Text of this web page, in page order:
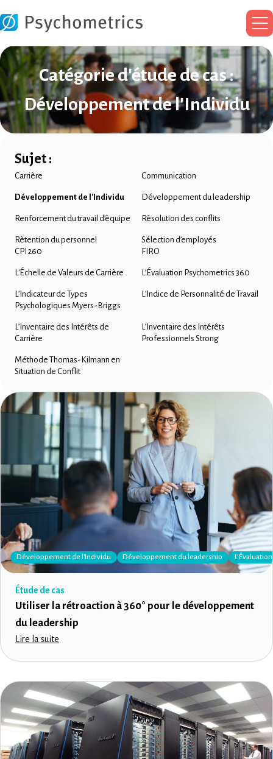
Catégorie d'étude de cas :
Développement de l'Individu
Sujet :
Carrière Communication
Développement de l'Individu Développement du leadership
Renforcement du travail d’èquipe Rèsolution des conflits
Rètention du personnel
Sélection d’employés
CPI 260
FIRO
L'Échelle de Valeurs de Carrière L’Évaluation Psychometrics 360
L’Indicateur de Types
Psychologiques Myers-Briggs
L’Indice de Personnalité de Travail
L’Inventaire des Intérêts de
Carrière
L’Inventaire des Intérêts
Professionnels Strong
Méthode Thomas-Kilmann en
Situation de Conflit
Développement de l'Individu Développement du leadership
Étude de cas
Utiliser la rétroaction à 360° pour le développement
du leadership
Lire la suite